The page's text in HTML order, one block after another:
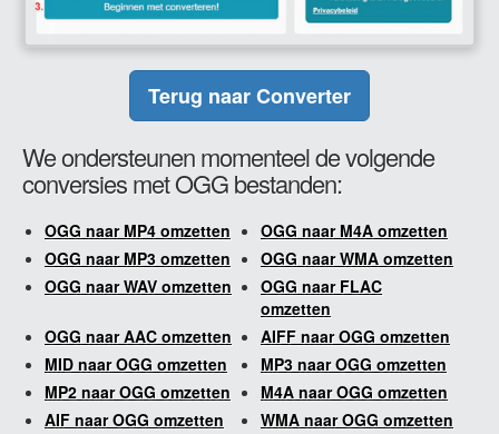
Terug naar Converter
We ondersteunen momenteel de volgende
conversies met OGG bestanden:
OGG naar MP4 omzetten
OGG naar M4A omzetten
OGG naar MP3 omzetten
OGG naar WMA omzetten
OGG naar WAV omzetten
OGG naar FLAC
omzetten
OGG naar AAC omzetten
AIFF naar OGG omzetten
MID naar OGG omzetten
MP3 naar OGG omzetten
MP2 naar OGG omzetten
M4A naar OGG omzetten
AIF naar OGG omzetten
WMA naar OGG omzetten